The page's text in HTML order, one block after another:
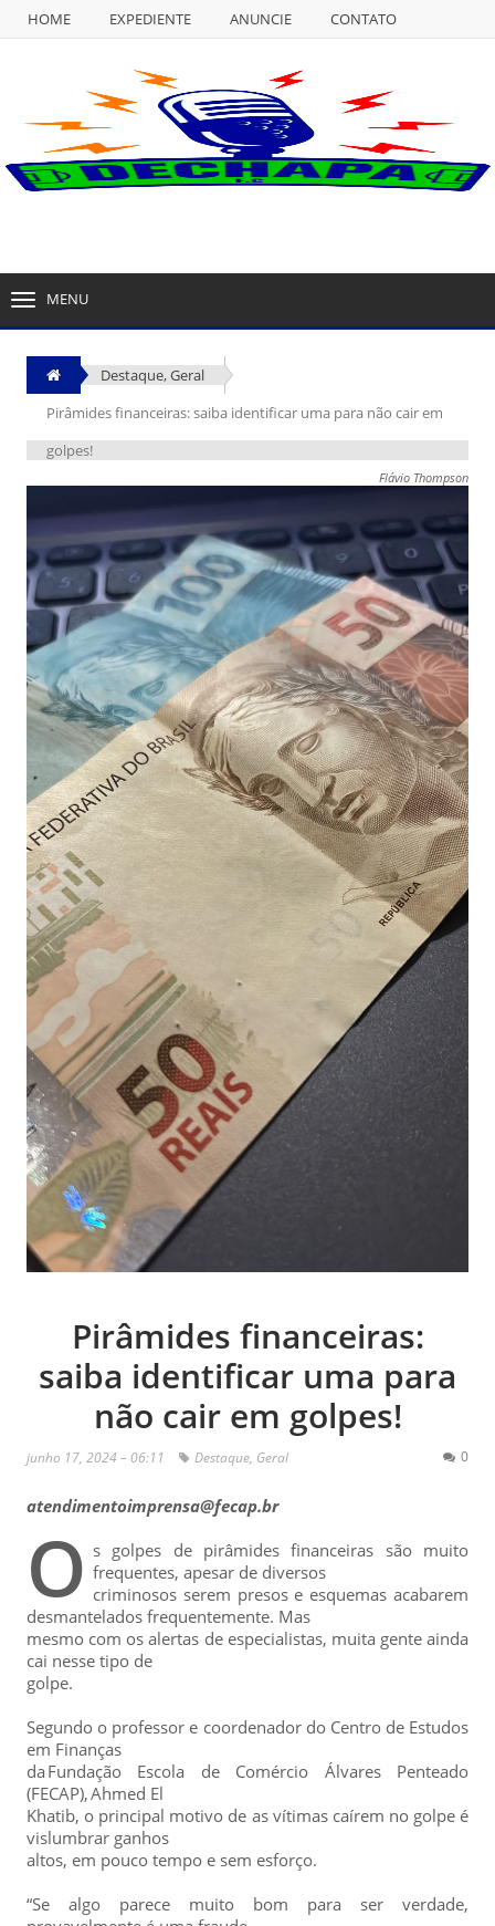
HOME EXPEDIENTE ANUNCIE
CONTATO
EXPEDIENTE ANUNCIE
MENU
Destaque,Geral
Pirâmides financeiras: saiba identificar uma para não cair em
golpes!
Flávio Thompson
Pirâmides financeiras:
saiba identificar uma para
não cair em golpes!
junho 17, 2024 – 06:11 Destaque, Geral 0
atendimentoimprensa@fecap.br
O s golpes de pirâmides financeiras são muito
frequentes, apesar de diversos
criminosos serem presos e esquemas acabarem
desmantelados frequentemente. Mas
mesmo com os alertas de especialistas, muita gente ainda
cai nesse tipo de
golpe.
Segundo o professor e coordenador do Centro de Estudos
em Finanças
da Fundação Escola de Comércio Álvares Penteado
(FECAP), Ahmed El
Khatib, o principal motivo de as vítimas caírem no golpe é
vislumbrar ganhos
altos, em pouco tempo e sem esforço.
“Se algo parece muito bom para ser verdade,